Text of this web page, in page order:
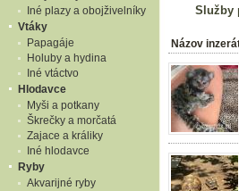
Iné plazy a obojživelníky
Vtáky
Papagáje
Holuby a hydina
Iné vtáctvo
Hlodavce
Myši a potkany
Škrečky a morčatá
Zajace a králiky
Iné hlodavce
Ryby
Akvarijné ryby
Služby
Názov